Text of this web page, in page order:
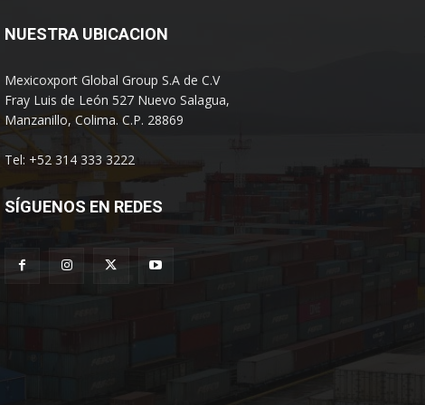
NUESTRA UBICACION
Mexicoxport Global Group S.A de C.V
Fray Luis de León 527 Nuevo Salagua,
Manzanillo, Colima. C.P. 28869
Tel: +52 314 333 3222
SÍGUENOS EN REDES